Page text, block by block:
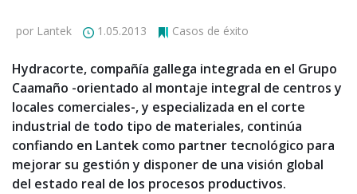
por Lantek 1.05.2013 Casos de éxito
Hydracorte, compañía gallega integrada en el Grupo
Caamaño -orientado al montaje integral de centros y
locales comerciales-, y especializada en el corte
industrial de todo tipo de materiales, continúa
confiando en Lantek como partner tecnológico para
mejorar su gestión y disponer de una visión global
del estado real de los procesos productivos.